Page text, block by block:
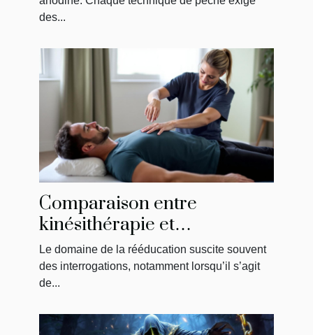
des...
Comparaison entre
kinésithérapie et
physiothérapie : ce qu'il faut
savoir
Le domaine de la rééducation suscite souvent
des interrogations, notamment lorsqu’il s’agit
de...